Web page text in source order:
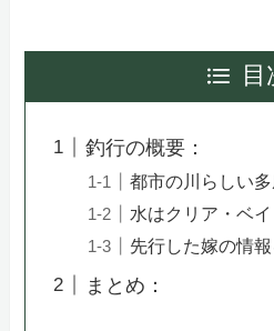
目
釣行の概要：
都市の川らしい多
水はクリア・ベ
先行した嫁の情報
まとめ：